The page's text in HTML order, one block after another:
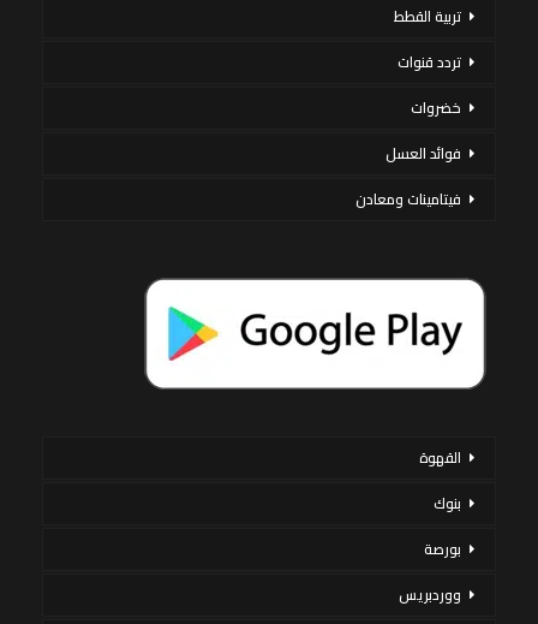
تربية القطط
تردد قنوات
خضروات
فوائد العسل
فيتامينات ومعادن
القهوة
بنوك
بورصة
ووردبريس